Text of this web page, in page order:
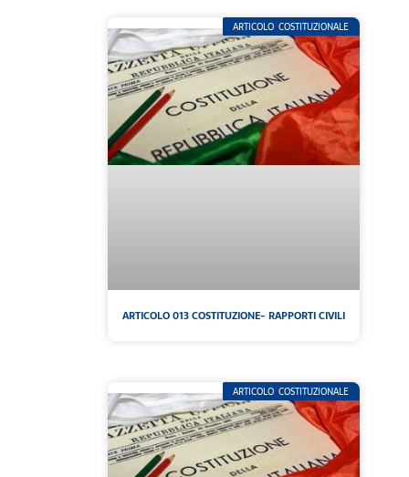
ARTICOLO COSTITUZIONALE
ARTICOLO 013 COSTITUZIONE- RAPPORTI CIVILI
ARTICOLO COSTITUZIONALE